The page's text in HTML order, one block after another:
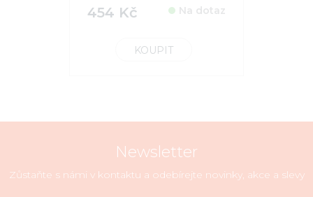
454 Kč Na dotaz
KOUPIT
Newsletter
Zůstaňte s námi v kontaktu a odebírejte novinky, akce a slevy